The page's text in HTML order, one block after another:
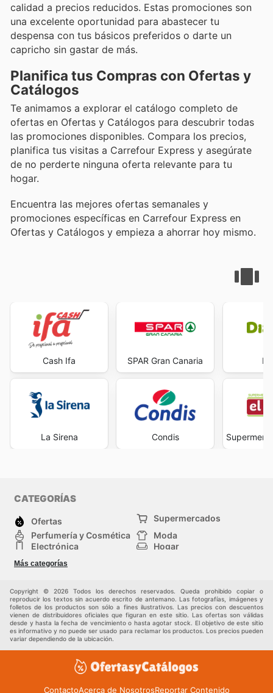
calidad a precios reducidos. Estas promociones son
una excelente oportunidad para abastecer tu
despensa con tus básicos preferidos o darte un
capricho sin gastar de más.
Planifica tus Compras con Ofertas y
Catálogos
Te animamos a explorar el catálogo completo de
ofertas en Ofertas y Catálogos para descubrir todas
las promociones disponibles. Compara los precios,
planifica tus visitas a Carrefour Express y asegúrate
de no perderte ninguna oferta relevante para tu
hogar.
Encuentra las mejores ofertas semanales y
promociones específicas en Carrefour Express en
Ofertas y Catálogos y empieza a ahorrar hoy mismo.
Cash Ifa
La Sirena
SPAR Gran Canaria
Condis
CATEGORÍAS
Ofertas
Supermercados
Perfumería y Cosmética
Moda
Electrónica
Hogar
Deporte
Juguetes y bebés
Más categorías
Copyright © 2026 Todos los derechos reservados. Queda prohibido copiar o
reproducir los textos sin acuerdo escrito de antemano. Las fotografías, imágenes y
folletos de los productos son sólo a fines ilustrativos. Las precios con descuentos
vienen de distribuidores oficiales que figuran en este sitio. Las ofertas son válidas
desde y hasta la fecha de vencimiento o hasta agotar stock. El objetivo de este sitio
es informativo y no puede ser usado para reclamar los productos. Los precios pueden
variar dependiendo de la ubicación.
ContactoAcerca de NosotrosReportar Contenido